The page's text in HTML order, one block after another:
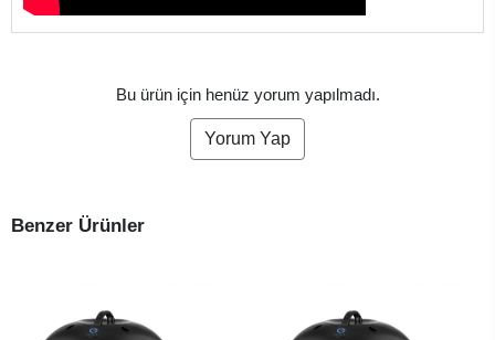
Bu ürün için henüz yorum yapılmadı.
Yorum Yap
Benzer Ürünler